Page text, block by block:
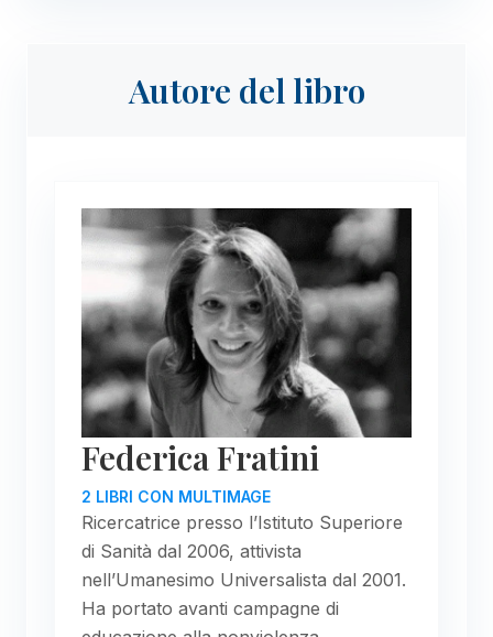
Autore del libro
Federica Fratini
2 LIBRI CON MULTIMAGE
Ricercatrice presso l’Istituto Superiore
di Sanità dal 2006, attivista
nell’Umanesimo Universalista dal 2001.
Ha portato avanti campagne di